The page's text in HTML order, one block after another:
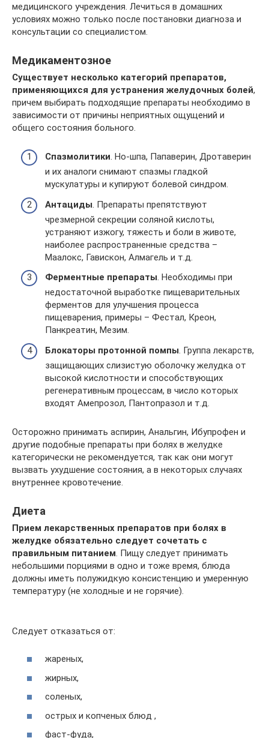
медицинского учреждения. Лечиться в домашних
условиях можно только после постановки диагноза и
консультации со специалистом.
Медикаментозное
Существует несколько категорий препаратов,
применяющихся для устранения желудочных болей,
причем выбирать подходящие препараты необходимо в
зависимости от причины неприятных ощущений и
общего состояния больного.
Спазмолитики. Но-шпа, Папаверин, Дротаверин
и их аналоги снимают спазмы гладкой
мускулатуры и купируют болевой синдром.
Антациды . Препараты препятствуют
чрезмерной секреции соляной кислоты,
устраняют изжогу, тяжесть и боли в животе,
наиболее распространенные средства –
Маалокс, Гавискон, Алмагель и т.д.
Ферментные препараты. Необходимы при
недостаточной выработке пищеварительных
ферментов для улучшения процесса
пищеварения, примеры – Фестал, Креон,
Панкреатин, Мезим.
Блокаторы протонной помпы . Группа лекарств,
защищающих слизистую оболочку желудка от
высокой кислотности и способствующих
регенеративным процессам, в число которых
входят Амепрозол, Пантопразол и т.д.
Осторожно принимать аспирин, Анальгин, Ибупрофен и
другие подобные препараты при болях в желудке
категорически не рекомендуется, так как они могут
вызвать ухудшение состояния, а в некоторых случаях
внутреннее кровотечение.
Диета
Прием лекарственных препаратов при болях в
желудке обязательно следует сочетать с
правильным питанием . Пищу следует принимать
небольшими порциями в одно и тоже время, блюда
должны иметь полужидкую консистенцию и умеренную
температуру (не холодные и не горячие).
Следует отказаться от:
жареных,
жирных,
соленых,
острых и копченых блюд ,
фаст-фуда,